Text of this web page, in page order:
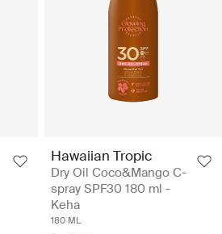
Hawaiian Tropic
Dry Oil Coco&Mango C-
spray SPF30 180 ml -
Keha
180 ML